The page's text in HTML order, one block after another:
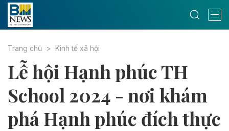
Trang chủ Kinh tế xã hội
Lễ hội Hạnh phúc TH
School 2024 - nơi khám
phá Hạnh phúc đích thực